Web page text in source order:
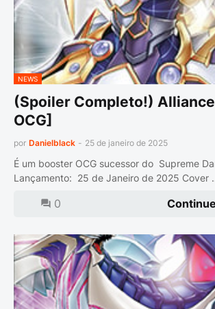
NEWS
(Spoiler Completo!)
OCG]
por Danielblack - 25 de janeiro de 2025
É um booster OCG sucessor do Supreme
Lançamento: 25 de Janeiro de 2025 Cover
0